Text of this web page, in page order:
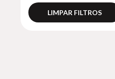
LIMPAR FILTROS